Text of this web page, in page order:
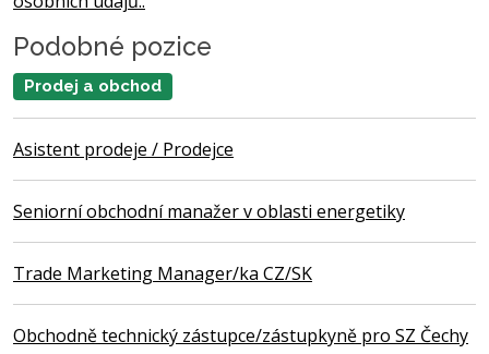
Podobné pozice
Prodej a obchod
Asistent prodeje / Prodejce
Seniorní obchodní manažer v oblasti energetiky
Trade Marketing Manager/ka CZ/SK
Obchodně technický zástupce/zástupkyně pro SZ Čechy